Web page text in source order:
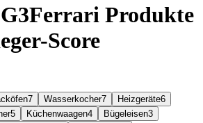
G3Ferrari Produkte
Score
7 Wasserkocher7 Heizgeräte6
5 Küchenwaagen4 Bügeleisen3